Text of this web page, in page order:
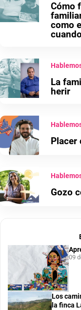
Cómo
como
La
herir
Placer
Gozo
09
Los
la finca